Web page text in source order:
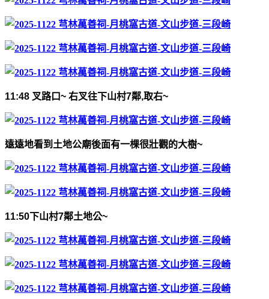
11:48 叉路口~ 右叉往下山村7鄰,取右~
遠遠地看到土地公廟後面有一棵很壯觀的大樹~
11:50下山村7鄰土地公~